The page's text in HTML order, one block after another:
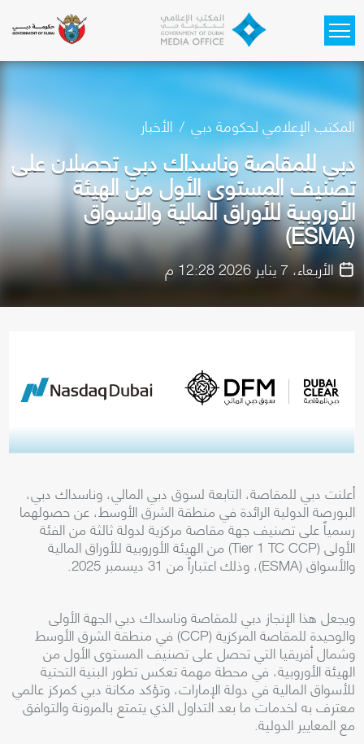
المكتب الإعلامي لحكومة دبي الأخبار
دبي للمقاصة وناسداك دبي تحصلان على
تصنيف المستوى الأول من الهيئة
الأوروبية للأوراق المالية والأسواق
(ESMA)
الأربعاء، 7 يناير 2026 12:28 م
أعلنت دبي للمقاصة، التابعة لسوق دبي المالي، وناسداك دبي،
البورصة الدولية الرائدة في منطقة الشرق الأوسط، عن حصولهما
رسمياً على تصنيف جهة مقاصة مركزية لدولة ثالثة من الفئة
الأولى (Tier 1 TC CCP) من الهيئة الأوروبية للأوراق المالية
والأسواق (ESMA)، وذلك اعتباراً من 31 ديسمبر 2025.
ويجعل هذا الإنجاز دبي للمقاصة وناسداك دبي الجهة الأولى
والوحيدة للمقاصة المركزية (CCP) في منطقة الشرق الأوسط
وشمال أفريقيا التي تحصل على تصنيف المستوى الأول من
الهيئة الأوروبية، في محطة مهمة تعكس تطور البنية التحتية
للأسواق المالية في دولة الإمارات، وتؤكد مكانة دبي كمركز عالمي
معترف به لخدمات ما بعد التداول الذي يتمتع بالمرونة والتوافق
مع المعايير الدولية.